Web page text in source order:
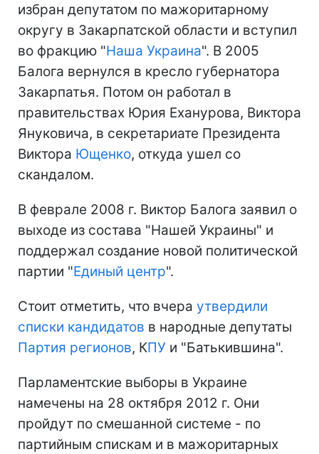
избран депутатом по мажоритарному
округу в Закарпатской области и вступил
во фракцию "Наша Украина". В 2005
Балога вернулся в кресло губернатора
Закарпатья. Потом он работал в
правительствах Юрия Еханурова, Виктора
Януковича, в секретариате Президента
Виктора Ющенко, откуда ушел со
скандалом.
В феврале 2008 г. Виктор Балога заявил о
выходе из состава "Нашей Украины" и
поддержал создание новой политической
партии "Единый центр".
Стоит отметить, что вчера утвердили
списки кандидатов в народные депутаты
Партия регионов, КПУ и "Батькившина".
Парламентские выборы в Украине
намечены на 28 октября 2012 г. Они
пройдут по смешанной системе - по
партийным спискам и в мажоритарных